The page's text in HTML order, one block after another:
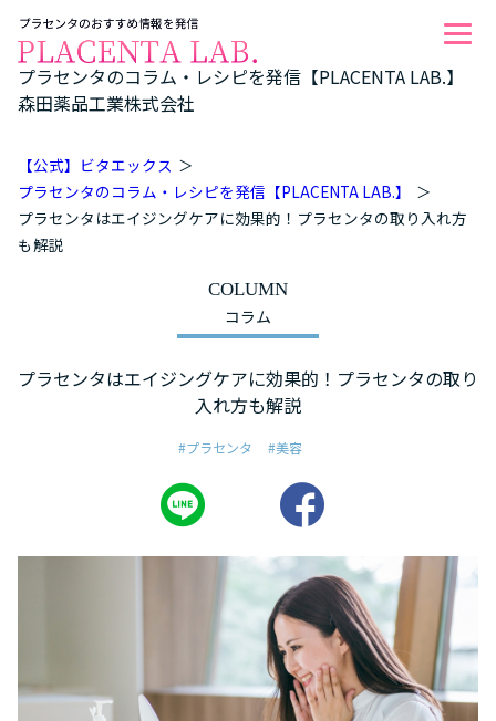
プラセンタのコラム・レシピを発信【PLACENTA LAB.】
森田薬品工業株式会社
【公式】ビタエックス
プラセンタのコラム・レシピを発信【PLACENTA LAB.】
プラセンタはエイジングケアに効果的！プラセンタの取り入れ方
も解説
COLUMN
コラム
プラセンタはエイジングケアに効果的！プラセンタの取り
入れ方も解説
#プラセンタ #美容